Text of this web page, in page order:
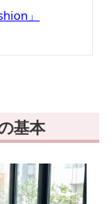
」
基本